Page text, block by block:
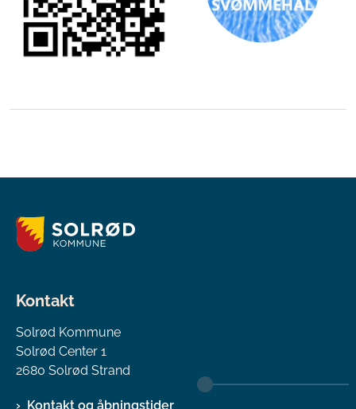
Kontakt
Solrød Kommune
Solrød Center 1
2680 Solrød Strand
Kontakt og åbningstider